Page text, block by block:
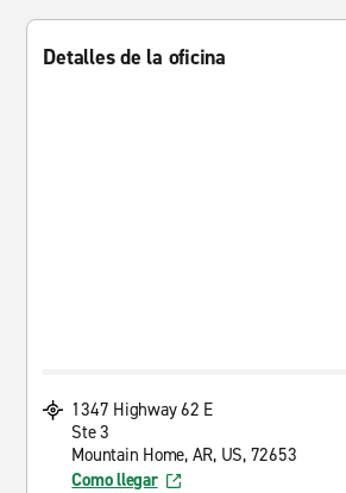
Detalles de la oficina
1347 Highway 62 E
Ste 3
Mountain Home, AR, US, 72653
Como llegar